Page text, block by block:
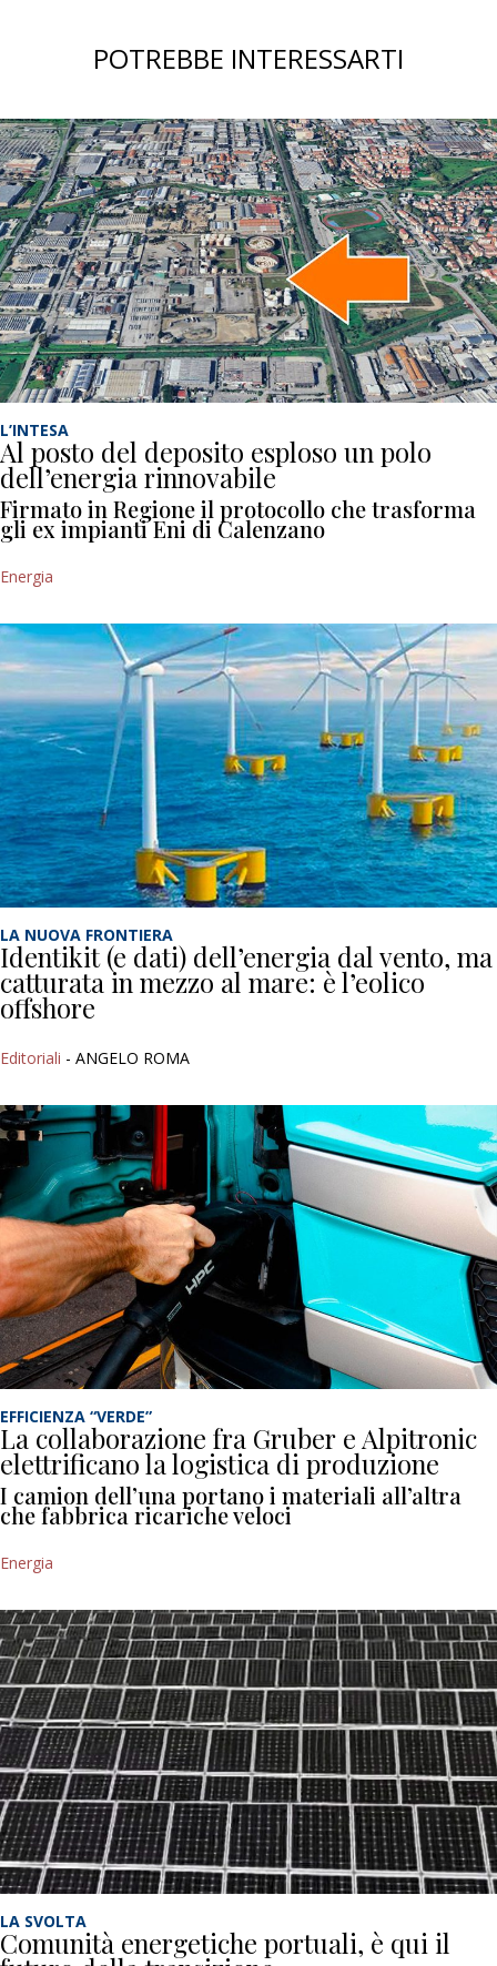
POTREBBE INTERESSARTI
L’INTESA
Al posto del deposito esploso un polo
dell’energia rinnovabile
Firmato in Regione il protocollo che trasforma
gli ex impianti Eni di Calenzano
Energia
LA NUOVA FRONTIERA
Identikit (e dati) dell’energia dal vento, ma
catturata in mezzo al mare: è l’eolico
offshore
Editoriali - ANGELO ROMA
EFFICIENZA “VERDE”
La collaborazione fra Gruber e Alpitronic
elettrificano la logistica di produzione
I camion dell’una portano i materiali all’altra
che fabbrica ricariche veloci
Energia
LA SVOLTA
Comunità energetiche portuali, è qui il